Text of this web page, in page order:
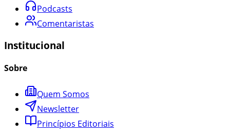
Podcasts
Comentaristas
Institucional
Sobre
Quem Somos
Newsletter
Princípios Editoriais